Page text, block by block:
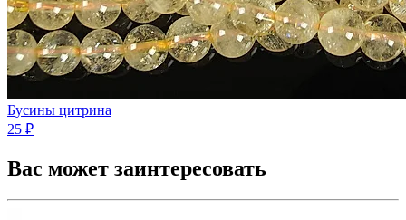
Бусины цитрина
25 ₽
Вас может заинтересовать